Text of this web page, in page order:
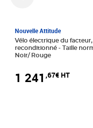
Nouvelle Attitude
Vélo électrique du facteur,
reconditionné - Taille normale -
Noir/ Rouge
1 241 ,67€ HT